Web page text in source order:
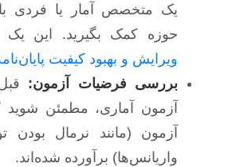
یک متخصص آمار یا فردی
حوزه کمک بگیرید. این یک
ویرایش و بهبود کیفیت
بررسی فرضیات آزمون:
آزمون آماری، مطمئن
آزمون (مانند نرمال بودن
واریانس‌ها) برآورده شده‌اند.